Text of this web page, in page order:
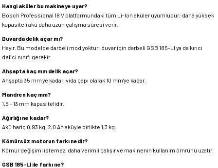
Hangi aküler bu makineye uyar?
Bosch Professional 18 V platformundaki tüm Li-Ion aküler uyumludur; daha yüksek
kapasiteli akü daha uzun çalışma süresi verir.
Duvarda delik açar mı?
Hayır. Bu modelde darbeli mod yoktur; duvar için darbeli GSB 185-LI ya da kırıcı
delici sınıfı gerekir.
Ahşapta kaç mm delik açar?
Ahşapta 35 mm'ye kadar, vida çapı olarak 10 mm'ye kadar.
Mandren kaç mm?
1,5 – 13 mm kapasitelidir.
Ağırlığı ne kadar?
Akü hariç 0,93 kg, 2,0 Ah aküyle birlikte 1,3 kg.
Kömürsüz motorun farkı nedir?
Kömür değişimi istemez, daha verimli çalışır ve makinenin kullanım ömrünü uzatır.
GSB 185-LI ile farkı ne?